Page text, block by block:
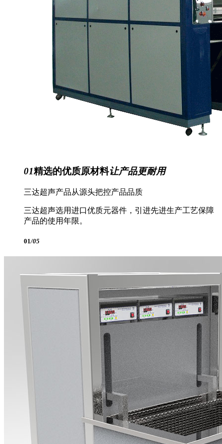
01精选的优质原材料让产品更耐用
三达超声产品从源头把控产品品质
三达超声选用进口优质元器件，引进先进生产工艺保障
产品的使用年限。
01/05